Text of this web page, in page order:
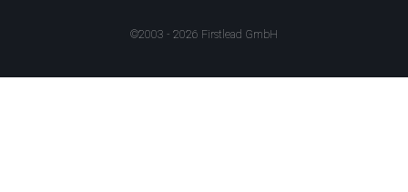
©2003 - 2026 Firstlead GmbH